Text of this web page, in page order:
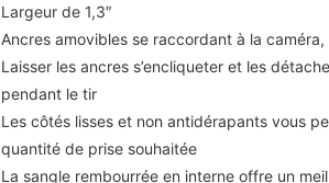
Largeur de 1,3″
Ancres amovibles se raccordant à la
Laisser les ancres s’encliqueter et les
pendant le tir
Les côtés lisses et non antidérapants vous
quantité de prise souhaitée
La sangle rembourrée en interne offre un